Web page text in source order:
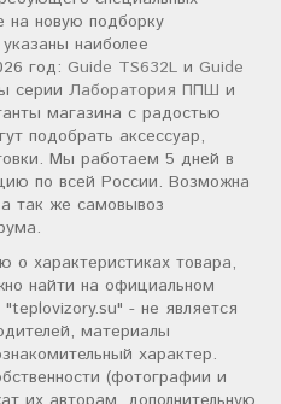
на новую подборку
наиболее
год: Guide TS632L и Guide
серии Лаборатория ППШ и
магазина с радостью
подобрать аксессуар,
Мы работаем 5 дней в
по всей России. Возможна
так же самовывоз
характеристиках товара,
найти на официальном
- не является
материалы
характер.
(фотографии и